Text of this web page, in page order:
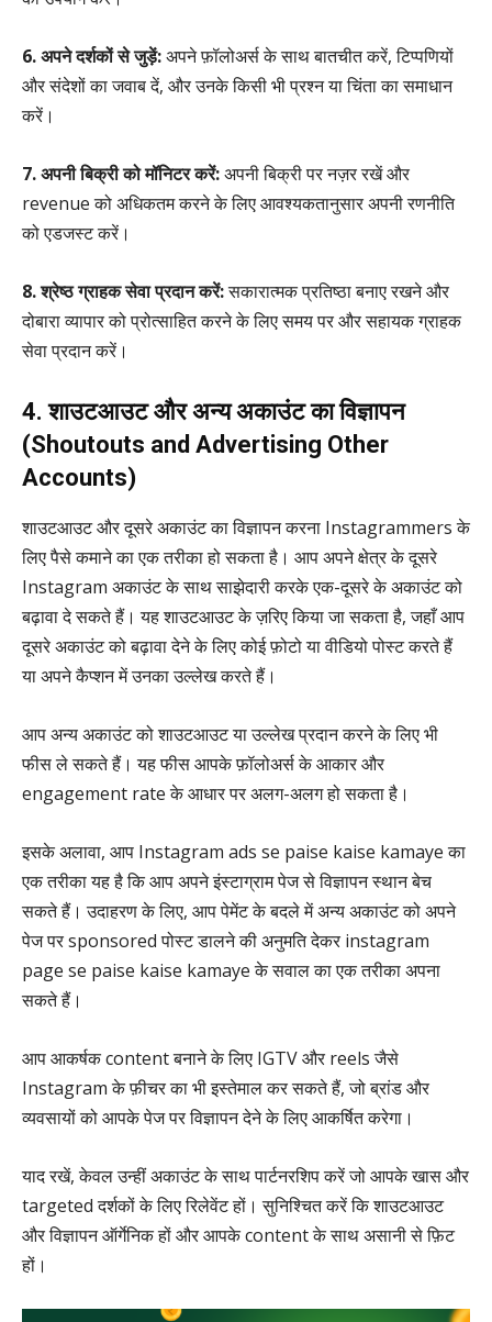
6. अपने दर्शकों से जुड़ें:अपने फ़ॉलोअर्स के साथ बातचीत करें, टिप्पणियों
और संदेशों का जवाब दें, और उनके किसी भी प्रश्न या चिंता का समाधान
करें।
7. अपनी बिक्री को मॉनिटर करें:अपनी बिक्री पर नज़र रखें और
revenue को अधिकतम करने के लिए आवश्यकतानुसार अपनी रणनीति
को एडजस्ट करें।
8. श्रेष्ठ ग्राहक सेवा प्रदान करें:सकारात्मक प्रतिष्ठा बनाए रखने और
दोबारा व्यापार को प्रोत्साहित करने के लिए समय पर और सहायक ग्राहक
सेवा प्रदान करें।
4. शाउटआउट और अन्य अकाउंट का विज्ञापन
(Shoutouts and Advertising Other
Accounts)
शाउटआउट और दूसरे अकाउंट का विज्ञापन करना Instagrammers के
लिए पैसे कमाने का एक तरीका हो सकता है। आप अपने क्षेत्र के दूसरे
Instagram अकाउंट के साथ साझेदारी करके एक-दूसरे के अकाउंट को
बढ़ावा दे सकते हैं। यह शाउटआउट के ज़रिए किया जा सकता है, जहाँ आप
दूसरे अकाउंट को बढ़ावा देने के लिए कोई फ़ोटो या वीडियो पोस्ट करते हैं
या अपने कैप्शन में उनका उल्लेख करते हैं।
आप अन्य अकाउंट को शाउटआउट या उल्लेख प्रदान करने के लिए भी
फीस ले सकते हैं। यह फीस आपके फ़ॉलोअर्स के आकार और
engagement rate के आधार पर अलग-अलग हो सकता है।
इसके अलावा, आप Instagram ads se paise kaise kamaye का
एक तरीका यह है कि आप अपने इंस्टाग्राम पेज से विज्ञापन स्थान बेच
सकते हैं। उदाहरण के लिए, आप पेमेंट के बदले में अन्य अकाउंट को अपने
पेज पर sponsored पोस्ट डालने की अनुमति देकर instagram
page se paise kaise kamaye के सवाल का एक तरीका अपना
सकते हैं।
आप आकर्षक content बनाने के लिए IGTV और reels जैसे
Instagram के फ़ीचर का भी इस्तेमाल कर सकते हैं, जो ब्रांड और
व्यवसायों को आपके पेज पर विज्ञापन देने के लिए आकर्षित करेगा।
याद रखें, केवल उन्हीं अकाउंट के साथ पार्टनरशिप करें जो आपके खास और
targeted दर्शकों के लिए रिलेवेंट हों। सुनिश्चित करें कि शाउटआउट
और विज्ञापन ऑर्गेनिक हों और आपके content के साथ असानी से फ़िट
हों।